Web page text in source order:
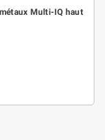
Multi-IQ haut